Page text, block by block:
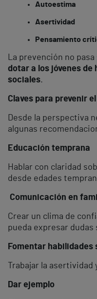
Autoestima
Asertividad
Pensamiento
La prevención no
dotar a los jóvenes
sociales.
Claves para prevenir
Desde la perspectiva
algunas
Educación temprana
Hablar con claridad
desde edades
Comunicación en
Crear un clima de
pueda expresar dudas
Fomentar habilidades
Trabajar la
Dar ejemplo